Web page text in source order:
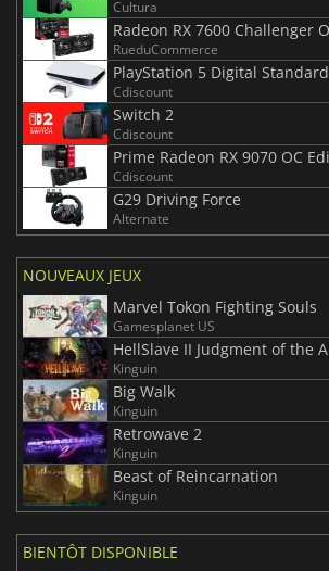
Cultura
Radeon RX 7600 Challenger
RueduCommerce
PlayStation 5 Digital Standard
Cdiscount
Switch 2
Cdiscount
Cdiscount
G29 Driving Force
Alternate
NOUVEAUX JEUX
Marvel Tokon Fighting Souls
Gamesplanet US
HellSlave II Judgment of the
Kinguin
Big Walk
Kinguin
Retrowave 2
Kinguin
Beast of Reincarnation
Kinguin
BIENTÔT DISPONIBLE